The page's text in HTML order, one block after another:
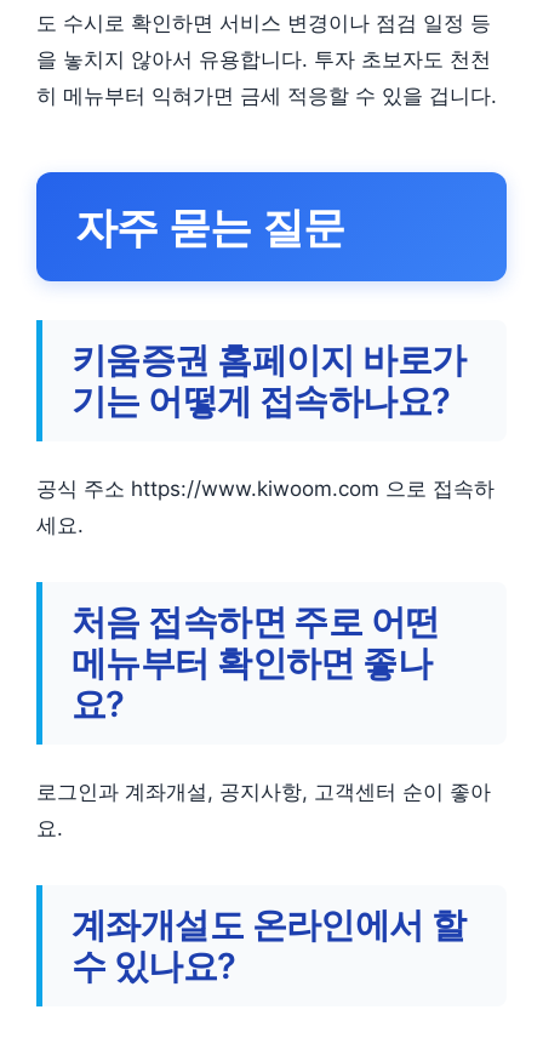
도 수시로 확인하면 서비스 변경이나 점검 일정 등
을 놓치지 않아서 유용합니다. 투자 초보자도 천천
히 메뉴부터 익혀가면 금세 적응할 수 있을 겁니다.
자주 묻는 질문
키움증권 홈페이지 바로가
기는 어떻게 접속하나요?
공식 주소 https://www.kiwoom.com 으로 접속하
세요.
처음 접속하면 주로 어떤
메뉴부터 확인하면 좋나
요?
로그인과 계좌개설, 공지사항, 고객센터 순이 좋아
요.
계좌개설도 온라인에서 할
수 있나요?